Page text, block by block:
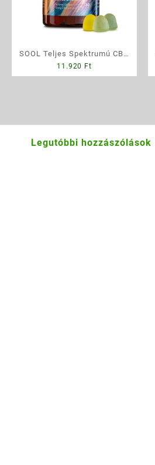
SOOL Teljes Spektrumú CBD
Gumivitamin Alma – Citrom
11.920 Ft
Legutóbbi hozzászólások